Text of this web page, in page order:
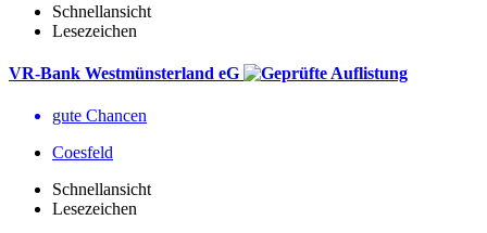
Schnellansicht
Lesezeichen
VR-Bank Westmünsterland eG
gute Chancen
Coesfeld
Schnellansicht
Lesezeichen